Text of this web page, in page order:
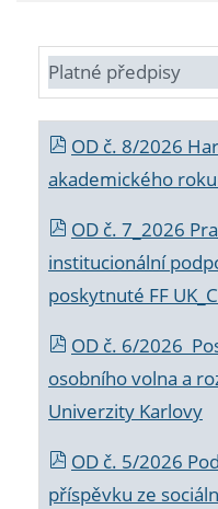
Platné předpisy
OD č. 8/2026
akademického
OD č. 7_2026
institucionální
poskytnuté FF
OD č. 6/2026
osobního volna a
Univerzity Karlovy
OD č. 5/2026
příspěvku ze